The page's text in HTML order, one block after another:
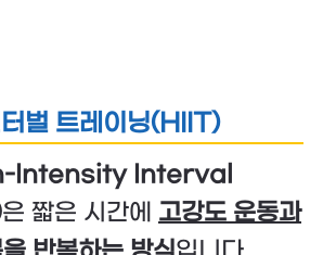
벌 트레이닝(HIIT)
Intensity Interval
은 짧은 시간에 고강도 운동과